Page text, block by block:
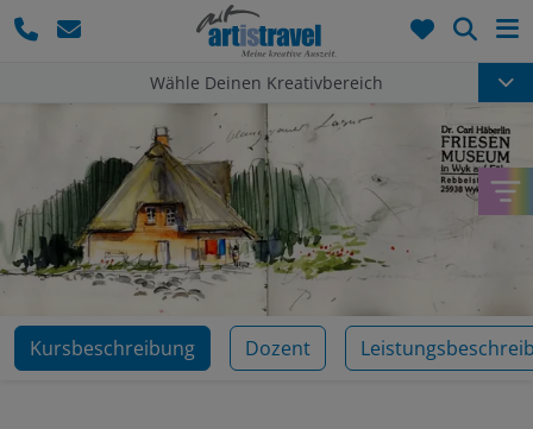
Wähle Deinen Kreativbereich
Kursbeschreibung Dozent